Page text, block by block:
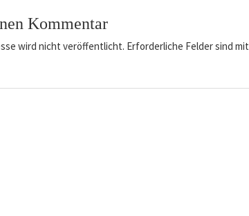
Kommentar
wird nicht veröffentlicht. Erforderliche Felder sind mit